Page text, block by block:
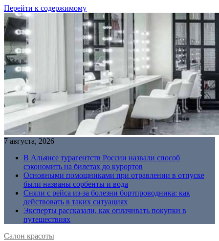
Перейти к содержимому
7 августа, 2026
В Альянсе турагентств России назвали способ
сэкономить на билетах до курортов
Основными помощниками при отравлении в отпуске
были названы сорбенты и вода
Сняли с рейса из-за болезни бортпроводника: как
действовать в таких ситуациях
Эксперты рассказали, как оплачивать покупки в
путешествиях
Салон красоты